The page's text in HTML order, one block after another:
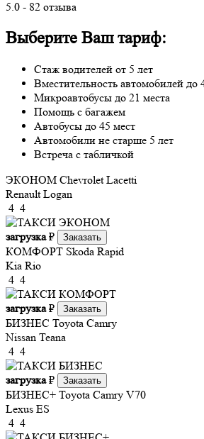
5.0 - 82 отзыва
Выберите Ваш тариф:
Стаж водителей от 5 лет
Вместительность автомобилей до
Микроавтобусы до 21 места
Помощь с багажем
Автобусы до 45 мест
Автомобили не старше 5 лет
Встреча с табличкой
ЭКОНОМ Chevrolet Lacetti
Renault Logan
4 4
загрузка₽ Заказать
КОМФОРТ Skoda Rapid
Kia Rio
4 4
загрузка₽ Заказать
БИЗНЕС Toyota Camry
Nissan Teana
4 4
загрузка₽ Заказать
БИЗНЕС+ Toyota Camry V70
Lexus ES
4 4